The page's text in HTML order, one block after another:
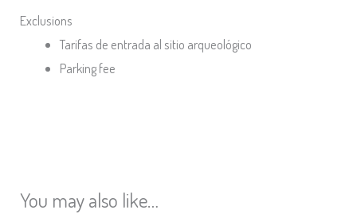
Exclusions
Tarifas de entrada al sitio arqueológico
Parking fee
You may also like…